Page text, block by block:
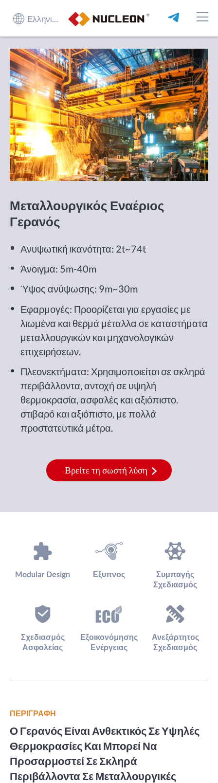
Ελληνικά
Μεταλλουργικός Εναέριος
Γερανός
Ανυψωτική ικανότητα: 2t~74t
Άνοιγμα: 5m-40m
Ύψος ανύψωσης: 9m~30m
Εφαρμογές: Προορίζεται για εργασίες με
λιωμένα και θερμά μέταλλα σε καταστήματα
μεταλλουργικών και μηχανολογικών
επιχειρήσεων.
Πλεονεκτήματα: Χρησιμοποιείται σε σκληρά
περιβάλλοντα, αντοχή σε υψηλή
θερμοκρασία, ασφαλές και αξιόπιστο.
στιβαρό και αξιόπιστο, με πολλά
προστατευτικά μέτρα.
Βρείτε τη σωστή λύση
Modular Design Εξυπνος
Συμπαγής
Σχεδιασμός
Σχεδιασμός
Ασφαλείας
Εξοικονόμησης
Ενέργειας
Ανεξάρτητος
Σχεδιασμός
ΠΕΡΙΓΡΑΦΗ
Ο Γερανός Είναι Ανθεκτικός Σε Υψηλές
Θερμοκρασίες Και Μπορεί Να
Προσαρμοστεί Σε Σκληρά
Περιβάλλοντα Σε Μεταλλουργικές